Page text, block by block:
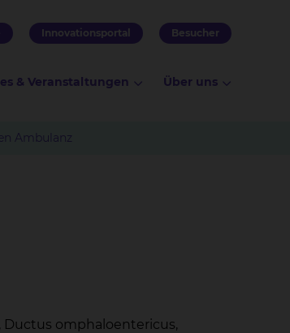
Innovationsportal Besucher
& Veranstaltungen Über uns
Ambulanz
Ductus omphaloentericus,